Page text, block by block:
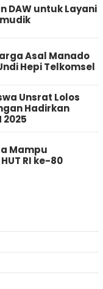
DAW untuk Layani
Asal Manado
Hepi Telkomsel
Unsrat Lolos
Hadirkan
2025
Mampu
RI ke-80